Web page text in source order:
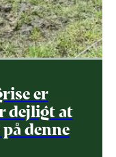
er
dejligt at
denne